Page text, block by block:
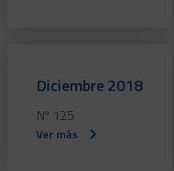
Diciembre 2018
Nº 125
Ver más